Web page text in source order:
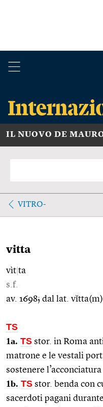
IL NUOVO DE
VITRO-
vitta
vìt ta
s.f.
av. 1698; dal lat. vĭtta(m).
TS
1a. TS stor. in Roma
matrone e le vestali
sostenere l’acconciatura
1b. TS stor. benda con
sacerdoti pagani